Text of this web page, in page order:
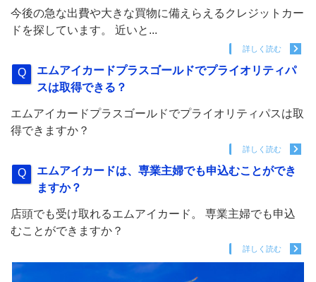
今後の急な出費や大きな買物に備えらえるクレジットカー
ドを探しています。 近いと...
詳しく読む
エムアイカードプラスゴールドでプライオリティパ
スは取得できる？
エムアイカードプラスゴールドでプライオリティパスは取
得できますか？
詳しく読む
エムアイカードは、専業主婦でも申込むことができ
ますか？
店頭でも受け取れるエムアイカード。 専業主婦でも申込
むことができますか？
詳しく読む